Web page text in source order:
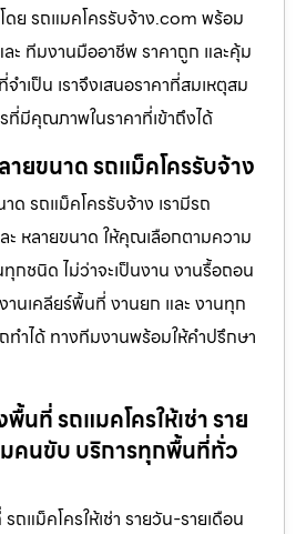
ดย รถแมคโครรับจ้าง.com พร้อม
ทีมงานมืออาชีพ ราคาถูก และคุ้ม
เป็น เราจึงเสนอราคาที่สมเหตุสม
ที่มีคุณภาพในราคาที่เข้าถึงได้
ายขนาด รถแม็คโครรับจ้าง
ด รถแม็คโครรับจ้าง เรามีรถ
ะ หลายขนาด ให้คุณเลือกตามความ
กชนิด ไม่ว่าจะเป็นงาน งานรื้อถอน
นเคลียร์พื้นที่ งานยก และ งานทุก
ำได้ ทางทีมงานพร้อมให้คำปรึกษา
นที่ รถแมคโครให้เช่า ราย
คนขับ บริการทุกพื้นที่ทั่ว
แม็คโครให้เช่า รายวัน-รายเดือน